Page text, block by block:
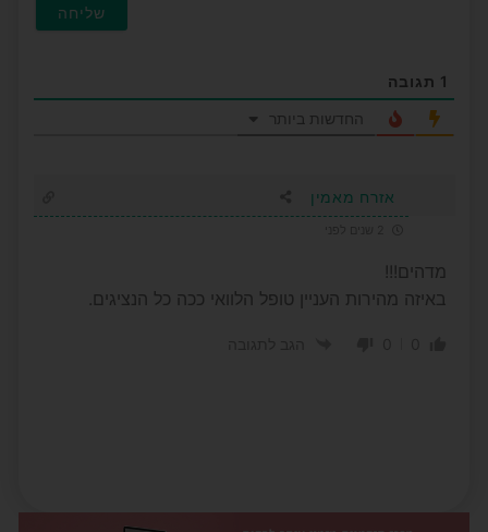
1 תגובה
החדשות ביותר
אזרח מאמין
מדהים!!!
באיזה מהירות העניין טופל הלוואי ככה כל הנציגים.